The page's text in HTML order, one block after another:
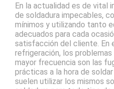
En la actualidad es de vital
de soldadura impecables,
mínimos y utilizando tanto
adecuados para cada
satisfacción del cliente. En
refrigeración, los
mayor frecuencia son las
prácticas a la hora de
suelen utilizar los mismos